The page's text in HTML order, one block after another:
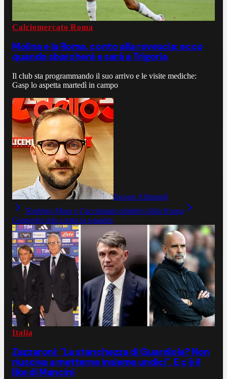
Calciomercato Roma
Molina e la Roma, conto alla rovescia: ecco
quando sbarcherà e sarà a Trigoria
Il club sta programmando il suo arrivo e le visite mediche:
Gasp lo aspetta martedì in campo
Jacopo Aliprandi
Rodrigo Mora e Cacciamani obiettivi della Roma
Gasperini urla a tutta la squadra
Italia
Zazzaroni: "La stanchezza di Guardiola? Non
riusciva a metterne insieme undici". E c'è il
like di Mancini